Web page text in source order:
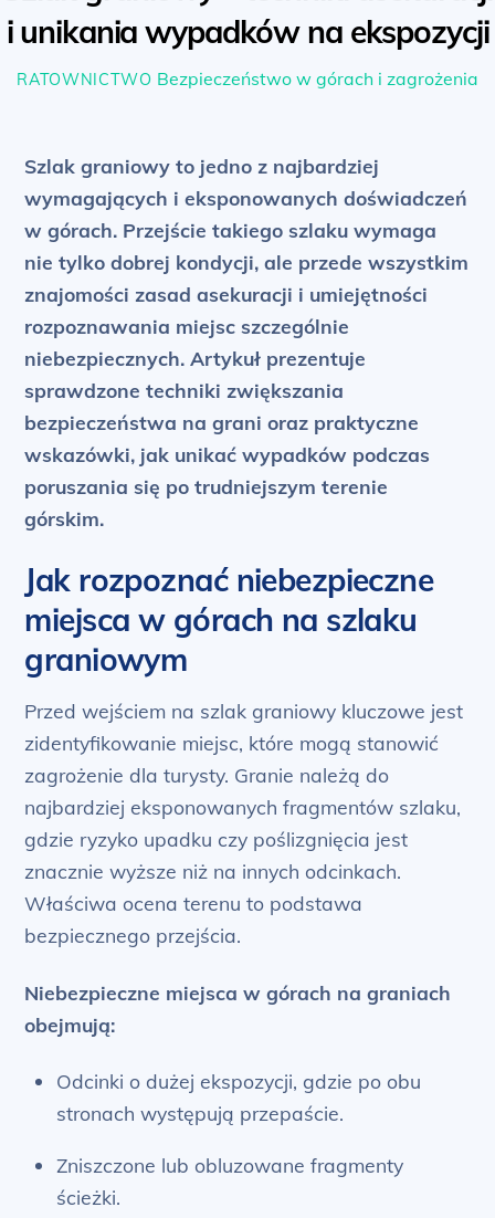
i unikania wypadków na ekspozycji
RATOWNICTWO Bezpieczeństwo w górach i zagrożenia
Szlak graniowy to jedno z najbardziej
wymagających i eksponowanych doświadczeń
w górach. Przejście takiego szlaku wymaga
nie tylko dobrej kondycji, ale przede wszystkim
znajomości zasad asekuracji i umiejętności
rozpoznawania miejsc szczególnie
niebezpiecznych. Artykuł prezentuje
sprawdzone techniki zwiększania
bezpieczeństwa na grani oraz praktyczne
wskazówki, jak unikać wypadków podczas
poruszania się po trudniejszym terenie
górskim.
Jak rozpoznać niebezpieczne
miejsca w górach na szlaku
graniowym
Przed wejściem na szlak graniowy kluczowe jest
zidentyfikowanie miejsc, które mogą stanowić
zagrożenie dla turysty. Granie należą do
najbardziej eksponowanych fragmentów szlaku,
gdzie ryzyko upadku czy poślizgnięcia jest
znacznie wyższe niż na innych odcinkach.
Właściwa ocena terenu to podstawa
bezpiecznego przejścia.
Niebezpieczne miejsca w górach na graniach
obejmują:
Odcinki o dużej ekspozycji, gdzie po obu
stronach występują przepaście.
Zniszczone lub obluzowane fragmenty
ścieżki.